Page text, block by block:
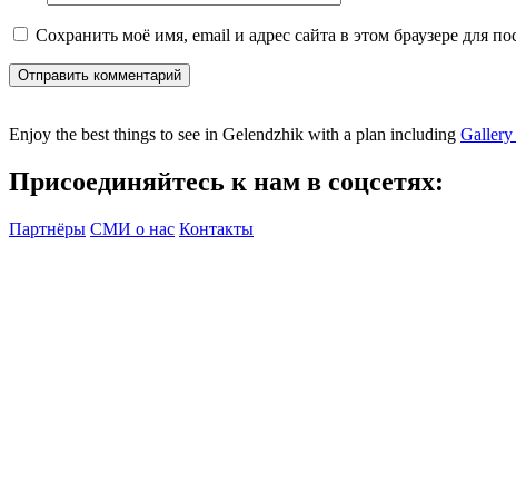
Сохранить моё имя, email и адрес сайта в этом браузере для
Отправить комментарий
Enjoy the best things to see in Gelendzhik with a plan including Gallery
Присоединяйтесь к нам в соцсетях:
Партнёры СМИ о нас Контакты